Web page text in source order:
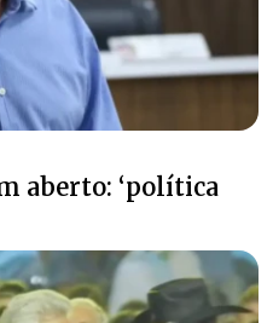
aberto: ‘política